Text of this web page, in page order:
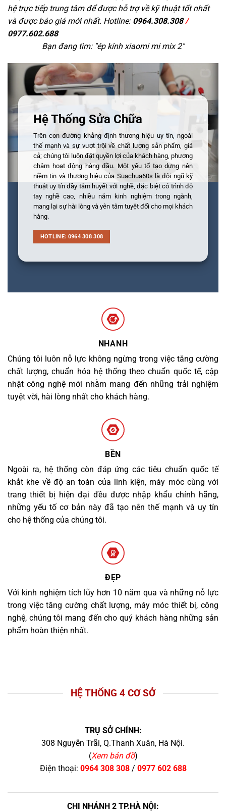
hệ trực tiếp trung tâm để được hỗ trợ về kỹ thuật tốt nhất
và được báo giá mới nhất. Hotline: 0964.308.308/
0977.602.688
Bạn đang tìm: "ép kính xiaomi mi mix 2"
Hệ Thống Sửa Chữa
Trên con đường khẳng định thương hiệu uy tín, ngoài
thế mạnh và sự vượt trội về chất lượng sản phẩm, giá
cả; chúng tôi luôn đặt quyền lợi của khách hàng, phương
châm hoạt động hàng đầu. Một yếu tố tạo dựng nên
niềm tin và thương hiệu của Suachua60s là đội ngũ kỹ
thuật uy tín đầy tâm huyết với nghề, đặc biệt có trình độ
tay nghề cao, nhiều năm kinh nghiệm trong ngành,
mang lại sự hài lòng và yên tâm tuyệt đối cho mọi khách
hàng.
HOTLINE: 0964 308 308
NHANH
Chúng tôi luôn nỗ lực không ngừng trong việc tăng cường
chất lượng, chuẩn hóa hệ thống theo chuẩn quốc tế, cập
nhật công nghệ mới nhằm mang đến những trải nghiệm
tuyệt vời, hài lòng nhất cho khách hàng.
BỀN
Ngoài ra, hệ thống còn đáp ứng các tiêu chuẩn quốc tế
khắt khe về độ an toàn của linh kiện, máy móc cùng với
trang thiết bị hiện đại đều được nhập khẩu chính hãng,
những yếu tố cơ bản này đã tạo nên thế mạnh và uy tín
cho hệ thống của chúng tôi.
ĐẸP
Với kinh nghiệm tích lũy hơn 10 năm qua và những nỗ lực
trong việc tăng cường chất lượng, máy móc thiết bị, công
nghệ, chúng tôi mang đến cho quý khách hàng những sản
phẩm hoàn thiện nhất.
HỆ THỐNG 4 CƠ SỞ
TRỤ SỞ CHÍNH:
308 Nguyễn Trãi, Q.Thanh Xuân, Hà Nội.
(Xem bản đồ)
Điện thoại: 0964 308 308/ 0977 602 688
CHI NHÁNH 2 TP.HÀ NỘI: